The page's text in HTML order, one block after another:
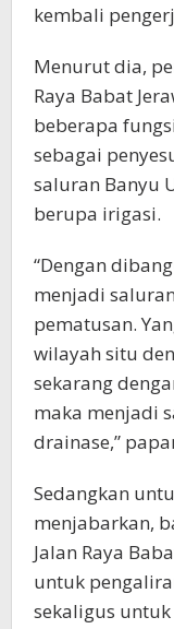
kembali
Menurut dia,
Raya Babat
beberapa
sebagai
saluran Banyu
berupa irigasi.
“Dengan
menjadi
pematusan.
wilayah situ
sekarang
maka menjadi
drainase,”
Sedangkan
menjabarkan,
Jalan Raya
untuk
sekaligus